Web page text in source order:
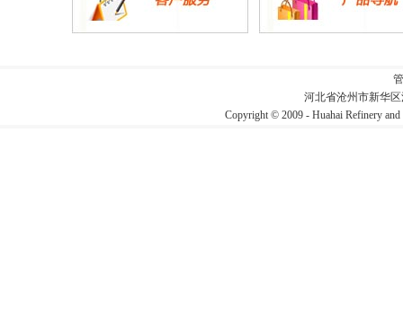
河北省沧州市新华
Copyright © 2009 - Huahai Refinery